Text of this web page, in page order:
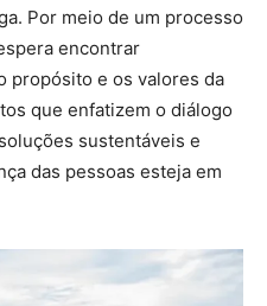
Por meio de um processo
encontrar
propósito e os valores da
que enfatizem o diálogo
sustentáveis e
das pessoas esteja em